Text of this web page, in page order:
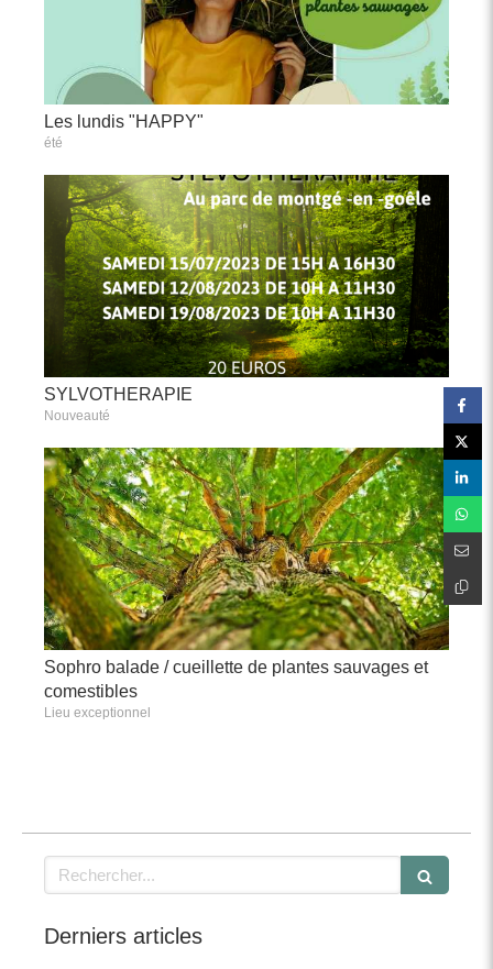
Les lundis "HAPPY"
été
SYLVOTHERAPIE
Nouveauté
Sophro balade / cueillette de plantes sauvages et
comestibles
Lieu exceptionnel
Rechercher
Derniers articles